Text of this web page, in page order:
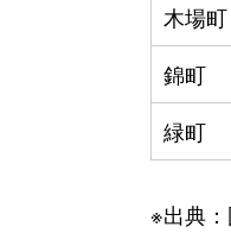
木場町
錦町
緑町
※出典